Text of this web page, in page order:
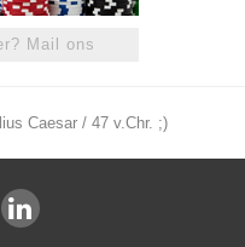
Mail ons
Caesar / 47 v.Chr. ;)